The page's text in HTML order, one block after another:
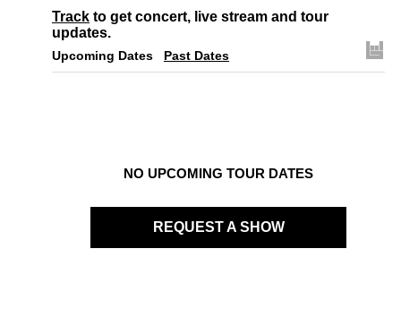
Track to get concert, live stream and tour
updates.
Upcoming Dates Past Dates
NO UPCOMING TOUR DATES
REQUEST A SHOW